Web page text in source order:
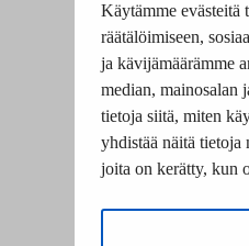
Käytämme evästeitä
räätälöimiseen,
ja kävijämäärämme
median, mainosalan
tietoja siitä, miten
yhdistää näitä
joita on kerätty, kun